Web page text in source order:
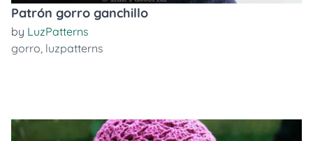
Patrón gorro ganchillo
by LuzPatterns
gorro, luzpatterns